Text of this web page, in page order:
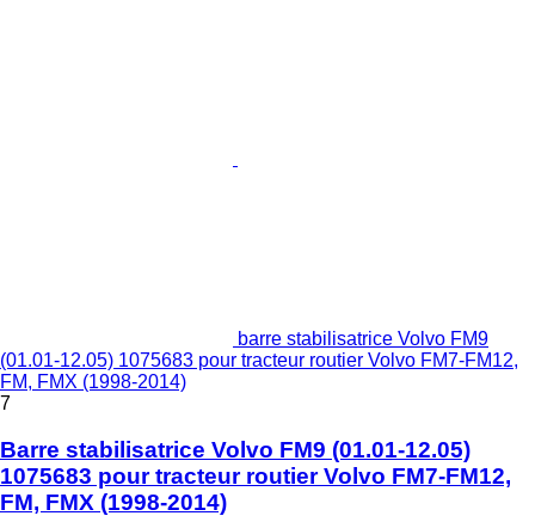
barre stabilisatrice Volvo FM9
(01.01-12.05) 1075683 pour tracteur routier Volvo FM7-FM12,
FM, FMX (1998-2014)
7
Barre stabilisatrice Volvo FM9 (01.01-12.05)
1075683 pour tracteur routier Volvo FM7-FM12,
FM, FMX (1998-2014)